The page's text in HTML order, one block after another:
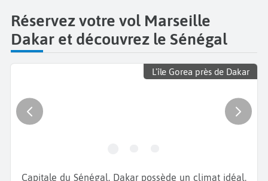
Réservez votre vol Marseille
Dakar et découvrez le Sénégal
L'île Gorea près de Dakar
Capitale du Sénégal, Dakar possède un climat idéal.